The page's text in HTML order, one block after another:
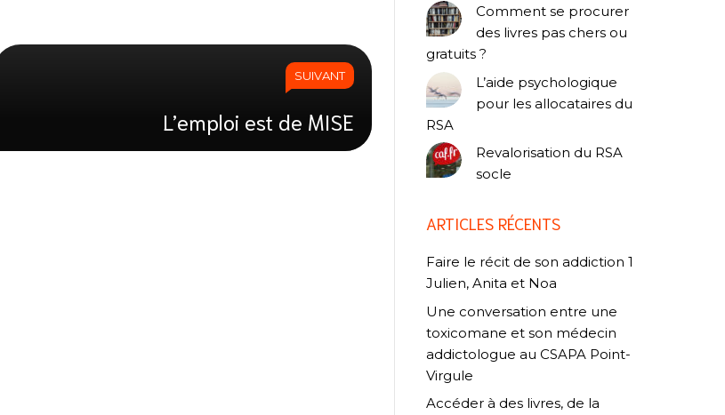
SUIVANT
L’emploi est de MISE
Comment se procurer
des livres pas chers ou
gratuits ?
L’aide psychologique
pour les allocataires du
RSA
Revalorisation du RSA
socle
ARTICLES RÉCENTS
Faire le récit de son addiction 1
Julien, Anita et Noa
Une conversation entre une
toxicomane et son médecin
addictologue au CSAPA Point-
Virgule
Accéder à des livres, de la